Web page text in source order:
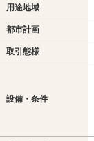
用途地域
都市計画
取引態様
設備・条件